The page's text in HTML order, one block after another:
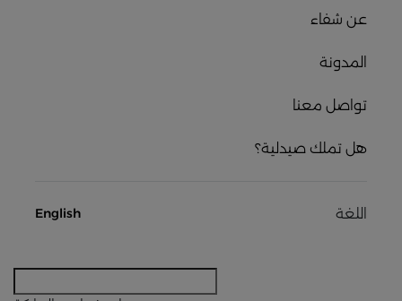
عن شفاء
المدونة
تواصل معنا
هل تملك صيدلية؟
اللغة English